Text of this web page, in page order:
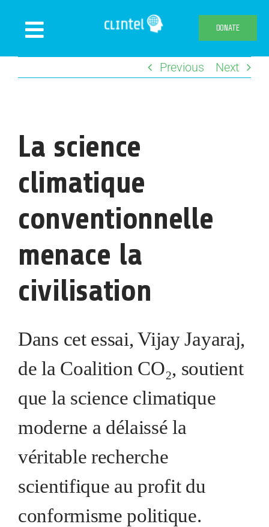
Toggle
Navigation
Declaration
Webshop
About us
DONATE
Previous Next
La science
climatique
conventionnelle
menace la
civilisation
Dans cet essai, Vijay Jayaraj,
de la Coalition CO₂, soutient
que la science climatique
moderne a délaissé la
véritable recherche
scientifique au profit du
conformisme politique.